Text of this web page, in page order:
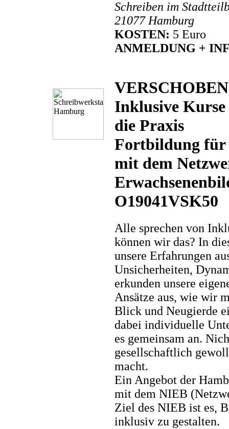
Schreiben im
21077 Hamburg
KOSTEN: 5 Euro
ANMELDUNG +
Inklusive
die Praxis
Fortbildung für
mit dem
O19041VSK50
Alle sprechen von
können wir das? In
unsere Erfahrungen
Unsicherheiten,
erkunden unsere
Ansätze aus, wie wir
Blick und Neugierde
dabei individuelle
es gemeinsam an.
gesellschaftlich
macht.
Ein Angebot der
mit dem NIEB
Ziel des NIEB ist es,
inklusiv zu gestalten.